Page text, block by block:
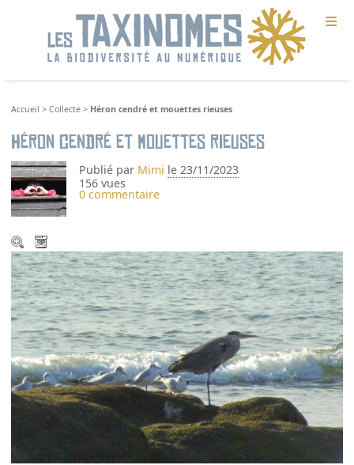
≡
Accueil >Collecte > Héron cendré et mouettes rieuses
Héron cendré et mouettes rieuses
Publié par Mimi le 23/11/2023
156 vues
0 commentaire